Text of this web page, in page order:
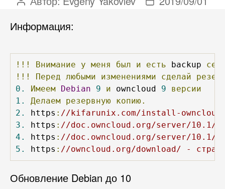
Автор
Дата
Информация:
!!! Внимание у меня был и есть backup
!!!
Перед любыми изменениями сделай
0.
Имеем Debian 9 и owncloud 9
версии
1.
Делаем резервную копию.
2.
https : //kifarunix.com/install-owncloud-
3.
https : //doc.owncloud.org/server/10.1/
4.
https : //doc.owncloud.org/server/10.1/
5.
https : //owncloud.org/download/ -
Обновление Debian до 10